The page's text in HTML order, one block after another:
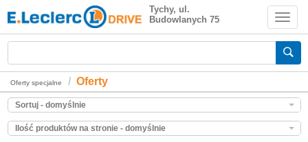
Zakupy z dostawą do domu
Zakupy spożywcze online
Tychy, ul.
Budowlanych 75
Oferty specjalne Oferty
Sortuj - domyślnie
Ilość produktów na stronie - domyślnie